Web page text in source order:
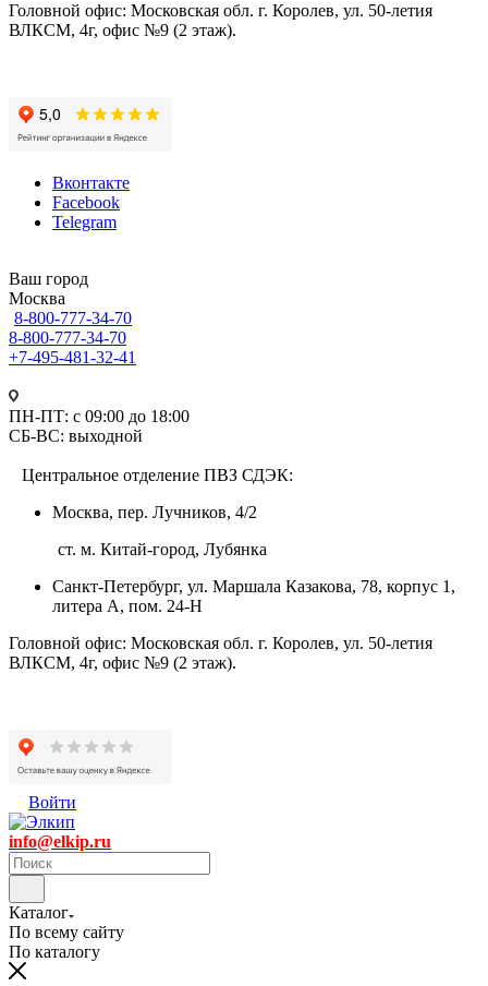
Головной офис: Московская обл. г. Королев, ул. 50-летия
ВЛКСМ, 4г, офис №9 (2 этаж).
Вконтакте
Facebook
Telegram
Ваш город
Москва
8-800-777-34-70
8-800-777-34-70
+7-495-481-32-41
ПН-ПТ: с 09:00 до 18:00
СБ-ВС: выходной
Центральное отделение ПВЗ СДЭК:
Москва, пер. Лучников, 4/2
ст. м. Китай-город, Лубянка
Санкт-Петербург, ул. Маршала Казакова, 78, корпус 1,
литера А, пом. 24-Н
Головной офис: Московская обл. г. Королев, ул. 50-летия
ВЛКСМ, 4г, офис №9 (2 этаж).
Войти
info@elkip.ru
Каталог
По всему сайту
По каталогу